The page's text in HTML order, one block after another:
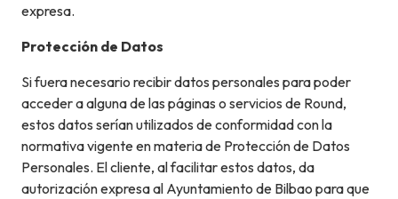
expresa.
Protección de Datos
Si fuera necesario recibir datos personales para poder
acceder a alguna de las páginas o servicios de Round,
estos datos serían utilizados de conformidad con la
normativa vigente en materia de Protección de Datos
Personales. El cliente, al facilitar estos datos, da
autorización expresa al Ayuntamiento de Bilbao para que